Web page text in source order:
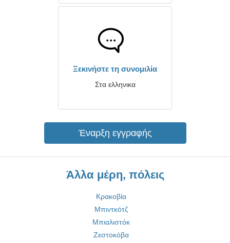
Ξεκινήστε τη συνομιλία
Στα ελληνικα
Έναρξη εγγραφής
Άλλα μέρη, πόλεις
Κρακοβία
Μπιντκότζ
Μπιαλιστόκ
Ζεστοκόβα